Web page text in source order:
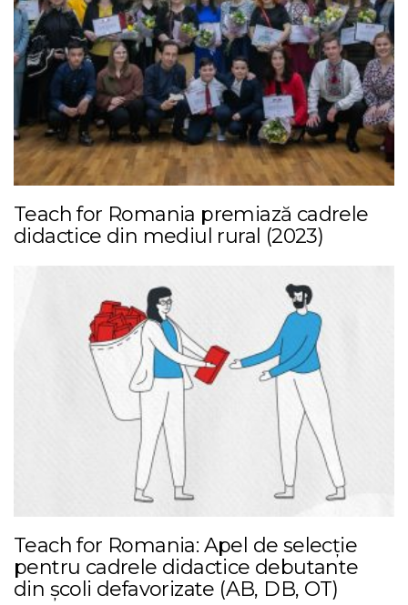
Teach for Romania premiază cadrele
didactice din mediul rural (2023)
Teach for Romania: Apel de selecție
pentru cadrele didactice debutante
din școli defavorizate (AB, DB, OT)